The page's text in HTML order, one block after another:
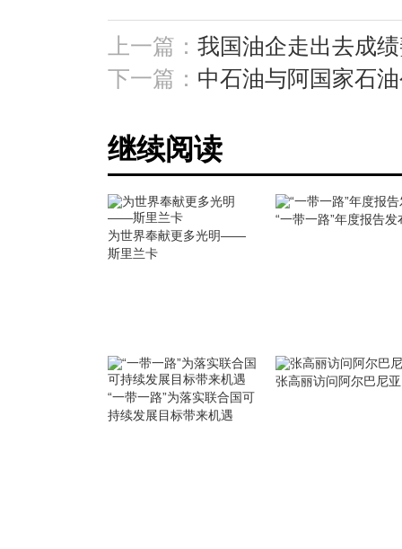
上一篇： 我国油企走出去成
下一篇： 中石油与阿国家石
继续阅读
为世界奉献更多光明——
斯里兰卡
“一带一路”年度报告发
“一带一路”为落实联合国可
持续发展目标带来机遇
张高丽访问阿尔巴尼亚